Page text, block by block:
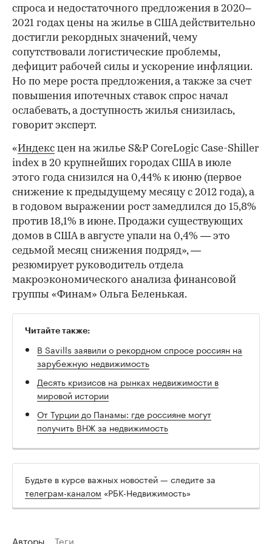
спроса и недостаточного предложения в 2020–
2021 годах цены на жилье в США действительно
достигли рекордных значений, чему
сопутствовали логистические проблемы,
дефицит рабочей силы и ускорение инфляции.
Но по мере роста предложения, а также за счет
повышения ипотечных ставок спрос начал
ослабевать, а доступность жилья снизилась,
говорит эксперт.
«Индекс цен на жилье S&P CoreLogic Case-Shiller
index в 20 крупнейших городах США в июле
этого года снизился на 0,44% к июню (первое
снижение к предыдущему месяцу с 2012 года), а
в годовом выражении рост замедлился до 15,8%
против 18,1% в июне. Продажи существующих
домов в США в августе упали на 0,4% — это
седьмой месяц снижения подряд», —
резюмирует руководитель отдела
макроэкономического анализа финансовой
группы «Финам» Ольга Беленькая.
Читайте также:
В Savills заявили о рекордном спросе россиян на
зарубежную недвижимость
Десять кризисов на рынках недвижимости в
мировой истории
От Турции до Панамы: где россияне могут
получить ВНЖ за недвижимость
Будьте в курсе важных новостей — следите за
телеграм-каналом «РБК-Недвижимость»
Авторы Теги